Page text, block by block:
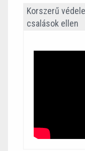
Korszerű
csalások ellen